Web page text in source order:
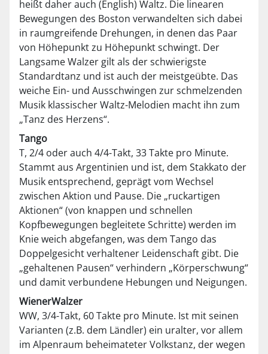
heißt daher auch (English) Waltz. Die linearen
Bewegungen des Boston verwandelten sich dabei
in raumgreifende Drehungen, in denen das Paar
von Höhepunkt zu Höhepunkt schwingt. Der
Langsame Walzer gilt als der schwierigste
Standardtanz und ist auch der meistgeübte. Das
weiche Ein- und Ausschwingen zur schmelzenden
Musik klassischer Waltz-Melodien macht ihn zum
„Tanz des Herzens“.
Tango
T, 2/4 oder auch 4/4-Takt, 33 Takte pro Minute.
Stammt aus Argentinien und ist, dem Stakkato der
Musik entsprechend, geprägt vom Wechsel
zwischen Aktion und Pause. Die „ruckartigen
Aktionen“ (von knappen und schnellen
Kopfbewegungen begleitete Schritte) werden im
Knie weich abgefangen, was dem Tango das
Doppelgesicht verhaltener Leidenschaft gibt. Die
„gehaltenen Pausen“ verhindern „Körperschwung“
und damit verbundene Hebungen und Neigungen.
WienerWalzer
WW, 3/4-Takt, 60 Takte pro Minute. Ist mit seinen
Varianten (z.B. dem Ländler) ein uralter, vor allem
im Alpenraum beheimateter Volkstanz, der wegen